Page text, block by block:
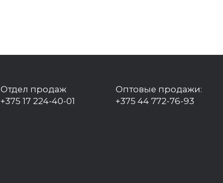
Отдел продаж
+375 17 224-40-01
Оптовые продажи:
+375 44 772-76-93